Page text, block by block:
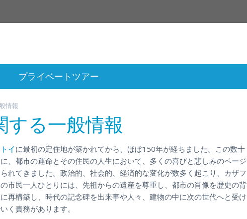
プライベートツアー
情報
する一般情報
イに最初の定住地が築かれてから、ほぼ150年が経ちました。この数十
、都市の運命とその住民の人生において、多くの喜びと悲しみのページ
れてきました。政治的、社会的、経済的な変化が数多く起こり、カザフ
市民一人ひとりには、先祖からの遺産を尊重し、都市の肖像を歴史の背
再構築し、時代の記念碑を出来事や人々、建物の中に次の世代へと受け
く責務があります。